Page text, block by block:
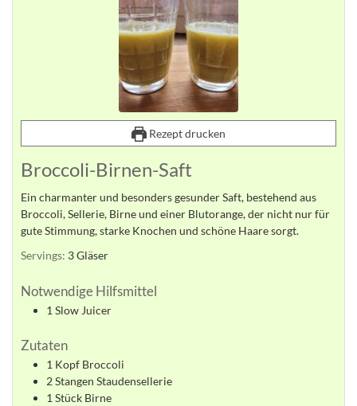
Rezept drucken
Broccoli-Birnen-Saft
Ein charmanter und besonders gesunder Saft, bestehend aus
Broccoli, Sellerie, Birne und einer Blutorange, der nicht nur für
gute Stimmung, starke Knochen und schöne Haare sorgt.
Servings: 3Gläser
Notwendige Hilfsmittel
1 Slow Juicer
Zutaten
1 Kopf Broccoli
2Stangen Staudensellerie
1 Stück Birne